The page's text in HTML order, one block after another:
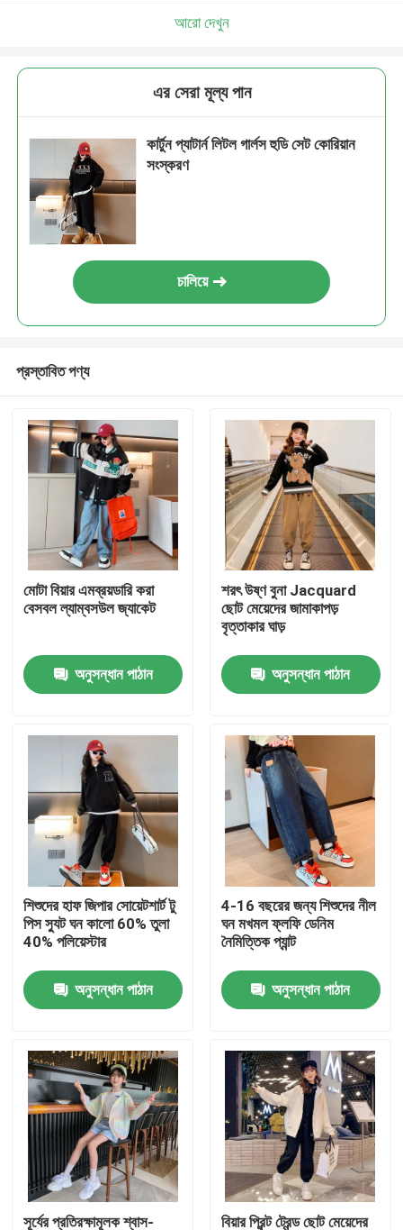
আমাদের সম্পর্কে
পরিচিতি
ফ্যাশন শিশুদের জামাকাপড়
ছোট মেয়েদের পোশাক
কিশোর ছেলেদের পোশাক
শিশুদের পোশাক সেট
উষ্ণ শিশুদের কোট
শিশুদের প্যান্ট
আরো দেখুন
এর সেরা মূল্য পান
কার্টুন প্যাটার্ন লিটল গার্লস হুডি সেট কোরিয়ান
সংস্করণ
চালিয়ে
প্রস্তাবিত পণ্য
মোটা বিয়ার এমব্রয়ডারি করা
বেসবল ল্যাম্বসউল জ্যাকেট
অনুসন্ধান পাঠান
শরৎ উষ্ণ বুনা Jacquard
ছোট মেয়েদের জামাকাপড়
বৃত্তাকার ঘাড়
অনুসন্ধান পাঠান
শিশুদের হাফ জিপার সোয়েটশার্ট টু
পিস স্যুট ঘন কালো 60% তুলা
40% পলিয়েস্টার
অনুসন্ধান পাঠান
4-16 বছরের জন্য শিশুদের নীল
ঘন মখমল ফ্লফি ডেনিম
নৈমিত্তিক প্যান্ট
অনুসন্ধান পাঠান
সূর্যের প্রতিরক্ষামূলক শ্বাস- বিয়ার প্রিন্ট ট্রেন্ড ছোট মেয়েদের